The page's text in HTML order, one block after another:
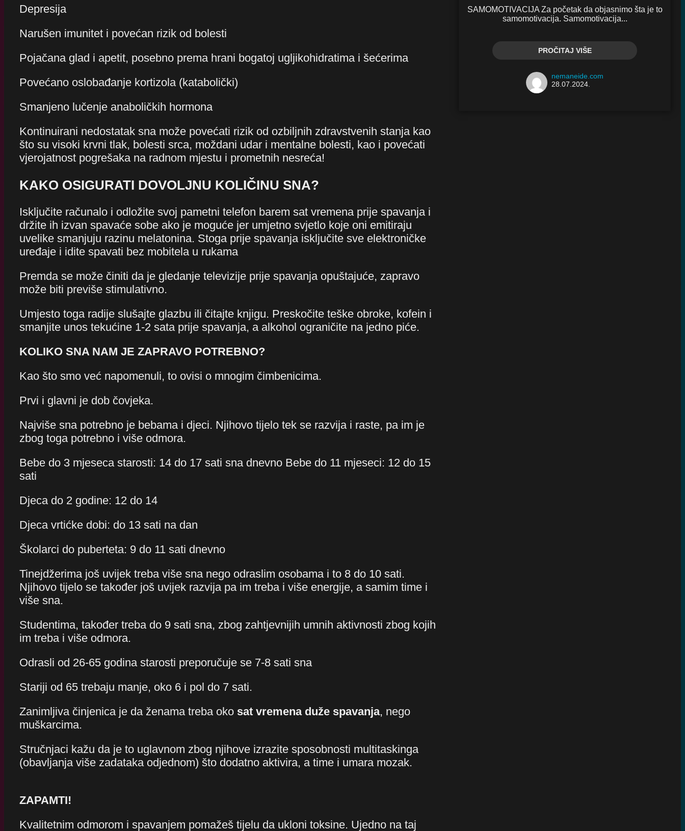
Depresija
Narušen imunitet i povećan rizik od bolesti
Pojačana glad i apetit, posebno prema hrani bogatoj ugljikohidratima i šećerima
Povećano oslobađanje kortizola (katabolički)
Smanjeno lučenje anaboličkih hormona
Kontinuirani nedostatak sna može povećati rizik od ozbiljnih zdravstvenih stanja kao
što su visoki krvni tlak, bolesti srca, moždani udar i mentalne bolesti, kao i povećati
vjerojatnost pogrešaka na radnom mjestu i prometnih nesreća!
KAKO OSIGURATI DOVOLJNU KOLIČINU SNA?
Isključite računalo i odložite svoj pametni telefon barem sat vremena prije spavanja i
držite ih izvan spavaće sobe ako je moguće jer umjetno svjetlo koje oni emitiraju
uvelike smanjuju razinu melatonina. Stoga prije spavanja isključite sve elektroničke
uređaje i idite spavati bez mobitela u rukama
Premda se može činiti da je gledanje televizije prije spavanja opuštajuće, zapravo
može biti previše stimulativno.
Umjesto toga radije slušajte glazbu ili čitajte knjigu. Preskočite teške obroke, kofein i
smanjite unos tekućine 1-2 sata prije spavanja, a alkohol ograničite na jedno piće.
KOLIKO SNA NAM JE ZAPRAVO POTREBNO?
Kao što smo već napomenuli, to ovisi o mnogim čimbenicima.
Prvi i glavni je dob čovjeka.
Najviše sna potrebno je bebama i djeci. Njihovo tijelo tek se razvija i raste, pa im je
zbog toga potrebno i više odmora.
Bebe do 3 mjeseca starosti: 14 do 17 sati sna dnevno Bebe do 11 mjeseci: 12 do 15
sati
Djeca do 2 godine: 12 do 14
Djeca vrtićke dobi: do 13 sati na dan
Školarci do puberteta: 9 do 11 sati dnevno
Tinejdžerima još uvijek treba više sna nego odraslim osobama i to 8 do 10 sati.
Njihovo tijelo se također još uvijek razvija pa im treba i više energije, a samim time i
više sna.
Studentima, također treba do 9 sati sna, zbog zahtjevnijih umnih aktivnosti zbog kojih
im treba i više odmora.
Odrasli od 26-65 godina starosti preporučuje se 7-8 sati sna
Stariji od 65 trebaju manje, oko 6 i pol do 7 sati.
Zanimljiva činjenica je da ženama treba oko sat vremena duže spavanja, nego
muškarcima.
Stručnjaci kažu da je to uglavnom zbog njihove izrazite sposobnosti multitaskinga
(obavljanja više zadataka odjednom) što dodatno aktivira, a time i umara mozak.
ZAPAMTI!
Kvalitetnim odmorom i spavanjem pomažeš tijelu da ukloni toksine. Ujedno na taj
SAMOMOTIVACIJA Za početak da objasnimo šta je to
samomotivacija. Samomotivacija...
PROČITAJ VIŠE
nemaneide.com
28.07.2024.